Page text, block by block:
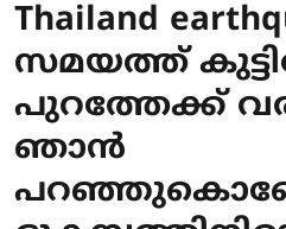
Thailand
സമയത്ത്
പുറത്തേക്ക്
ഞാന്‍